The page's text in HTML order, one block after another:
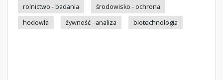
rolnictwo - badania
środowisko - ochrona
hodowla
żywność - analiza biotechnologia